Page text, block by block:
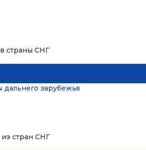
в страны СНГ
дальнего зарубежья
из стран СНГ